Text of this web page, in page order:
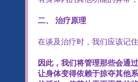
二、 治疗原理
在谈及治疗时，我们应该记
因此，我们将管理那些会通
让身体变得依赖于掠夺其他